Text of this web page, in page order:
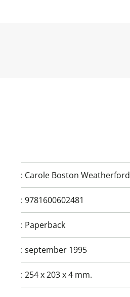
: Carole Boston Weatherford
: 9781600602481
: Paperback
: september 1995
: 254 x 203 x 4 mm.